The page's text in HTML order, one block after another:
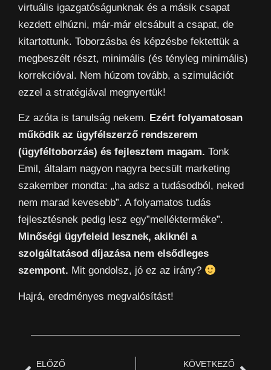
virtuális igazgatóságunknak és a másik csapat
kezdett elhúzni, már-már elcsábult a csapat, de
kitartottunk. Toborzásba és képzésbe fektettük a
megbeszélt részt, minimális (és tényleg minimális)
korrekcióval. Nem húzom tovább, a szimulációt
ezzel a stratégiával megnyertük!
Ez azóta is tanulság nekem. Ezért folyamatosan
működik az ügyfélszerző rendszerem
(ügyféltoborzás) és fejlesztem magam. Tonk
Emil, általam nagyon nagyra becsült marketing
szakember mondta: „ha adsz a tudásodból, neked
nem marad kevesebb”. A folyamatos tudás
fejlesztésnek pedig lesz egy”mellékterméke”.
Minőségi ügyfeleid lesznek, akiknél a
szolgáltatásod díjazása nem elsődleges
szempont. Mit gondolsz, jó ez az irány?
Hajrá, eredményes megvalósítást!
ELŐZŐ KÖVETKEZŐ